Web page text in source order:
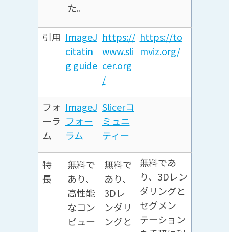
た。
引用 ImageJ
citatin
g guide
https://
www.sli
cer.org
/
https://to
mviz.org/
フォ
ーラ
ム
ImageJ
フォー
ラム
Slicerコ
ミュニ
ティー
特
長
無料で
あり、
高性能
なコン
ピュー
無料で
あり、
3Dレ
ンダリ
ングと
無料であ
り、3Dレン
ダリングと
セグメン
テーション